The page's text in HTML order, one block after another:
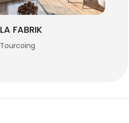
LA FABRIK
Tourcoing